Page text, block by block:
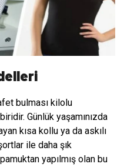
bulması kilolu
Günlük yaşamınızda
kısa kollu ya da askılı
ile daha şık
yapılmış olan bu